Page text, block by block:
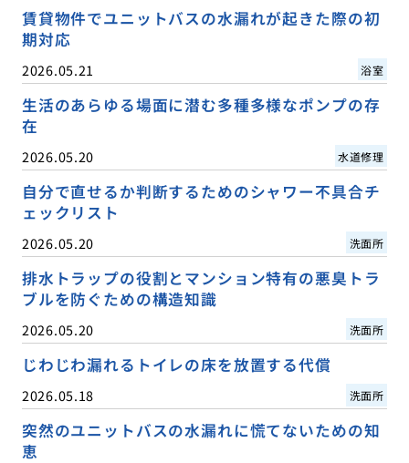
賃貸物件でユニットバスの水漏れが起きた際の初
期対応
2026.05.21 浴室
生活のあらゆる場面に潜む多種多様なポンプの存
在
2026.05.20 水道修理
自分で直せるか判断するためのシャワー不具合チ
ェックリスト
2026.05.20 洗面所
排水トラップの役割とマンション特有の悪臭トラ
ブルを防ぐための構造知識
2026.05.20 洗面所
じわじわ漏れるトイレの床を放置する代償
2026.05.18 洗面所
突然のユニットバスの水漏れに慌てないための知
恵